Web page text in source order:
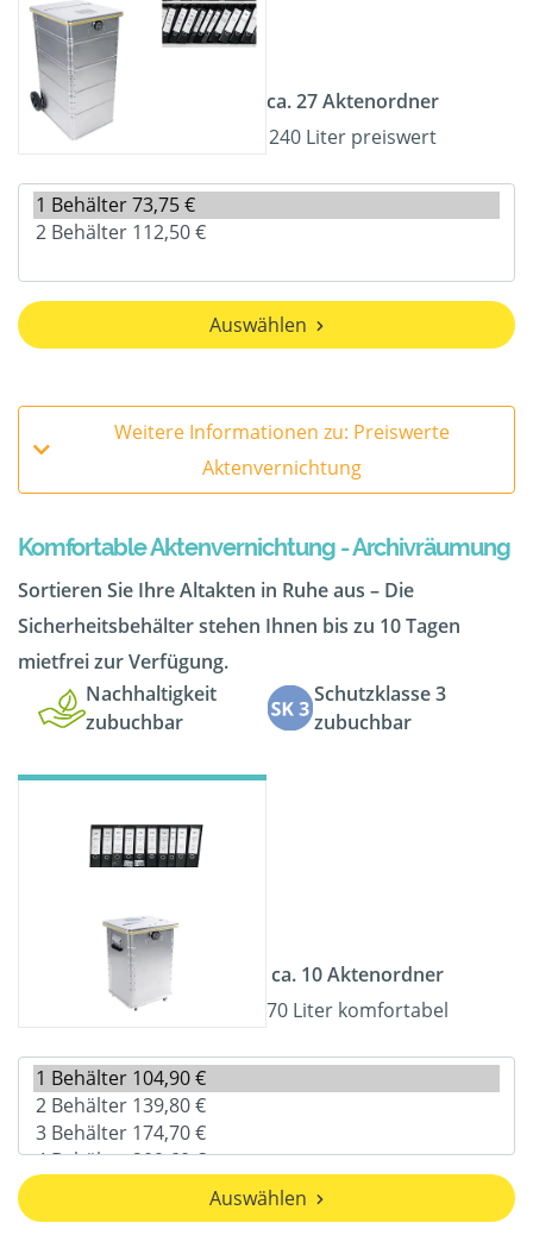
ca. 27 Aktenordner
240 Liter preiswert
Auswählen
Weitere Informationen zu: Preiswerte
Aktenvernichtung
Komfortable Aktenvernichtung - Archivräumung
Sortieren Sie Ihre Altakten in Ruhe aus – Die
Sicherheitsbehälter stehen Ihnen bis zu 10 Tagen
mietfrei zur Verfügung.
Nachhaltigkeit
zubuchbar
Schutzklasse 3
zubuchbar
ca. 10 Aktenordner
70 Liter komfortabel
Auswählen